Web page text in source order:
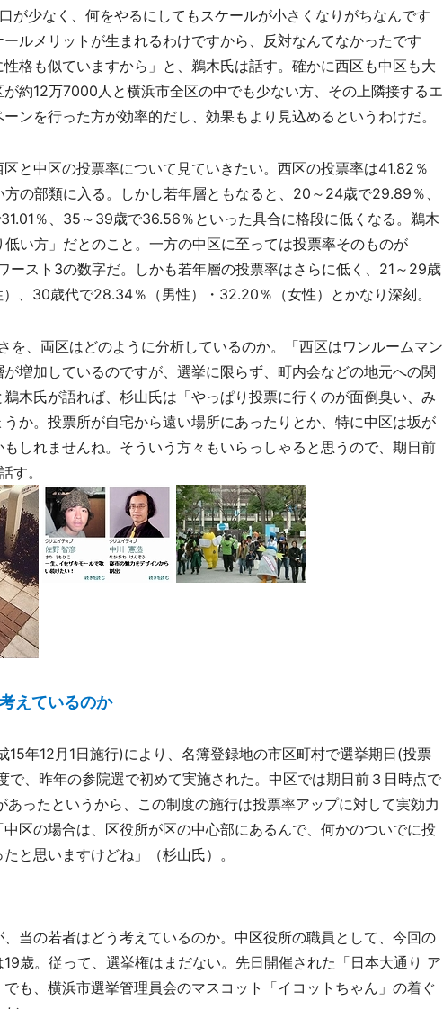
が少なく、何をやるにしてもスケールが小さくなりがちなんです
ルメリットが生まれるわけですから、反対なんてなかったです
格も似ていますから」と、鵜木氏は話す。確かに西区も中区も大
約12万7000人と横浜市全区の中でも少ない方、その上隣接するエ
ンを行った方が効率的だし、効果もより見込めるというわけだ。
と中区の投票率について見ていきたい。西区の投票率は41.82％
の部類に入る。しかし若年層ともなると、20～24歳で29.89％、
％、35～39歳で36.56％といった具合に格段に低くなる。鵜木
い方」だとのこと。一方の中区に至っては投票率そのものが
ースト3の数字だ。しかも若年層の投票率はさらに低く、21～29歳
、30歳代で28.34％（男性）・32.20％（女性）とかなり深刻。
を、両区はどのように分析しているのか。「西区はワンルームマン
増加しているのですが、選挙に限らず、町内会などの地元への関
木氏が語れば、杉山氏は「やっぱり投票に行くのが面倒臭い、み
か。投票所が自宅から遠い場所にあったりとか、特に中区は坂が
しれませんね。そういう方々もいらっしゃると思うので、期日前
す。
えているのか
15年12月1日施行)により、名簿登録地の市区町村で選挙期日(投票
で、昨年の参院選で初めて実施された。中区では期日前３日時点で
ったというから、この制度の施行は投票率アップに対して実効力
区の場合は、区役所が区の中心部にあるんで、何かのついでに投
と思いますけどね」（杉山氏）。
当の若者はどう考えているのか。中区役所の職員として、今回の
歳。従って、選挙権はまだない。先日開催された「日本大通り ア
も、横浜市選挙管理員会のマスコット「イコットちゃん」の着ぐ